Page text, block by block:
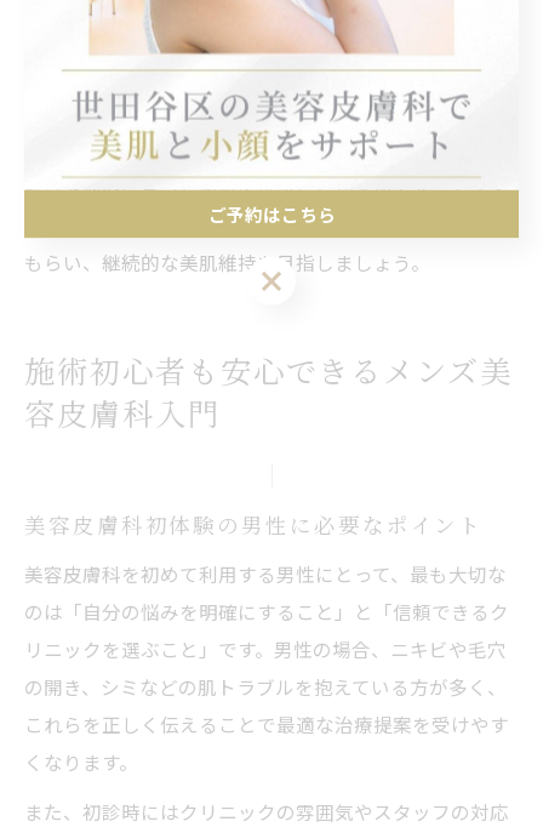
人気です。医療脱毛は、ひげ剃りによる肌荒れを防ぐ目
的でも利用されています。これらの施術はダウンタイム
が短く、忙しいビジネスマンにも適しています。
治療を受ける際は、必ず医師のカウンセリングを受け、
肌質や悩みに合った施術を選ぶことが大切です。アフタ
ーケアや日常のスキンケア方法についてもアドバイスを
もらい、継続的な美肌維持を目指しましょう。
施術初心者も安心できるメンズ美
容皮膚科入門
美容皮膚科初体験の男性に必要なポイント
美容皮膚科を初めて利用する男性にとって、最も大切な
のは「自分の悩みを明確にすること」と「信頼できるク
リニックを選ぶこと」です。男性の場合、ニキビや毛穴
の開き、シミなどの肌トラブルを抱えている方が多く、
これらを正しく伝えることで最適な治療提案を受けやす
くなります。
また、初診時にはクリニックの雰囲気やスタッフの対応
ご予約はこちら
ご予約はこちら